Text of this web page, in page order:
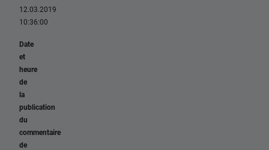
12.03.2019
10:36:00
Date
et
heure
de
la
publication
du
commentaire
de